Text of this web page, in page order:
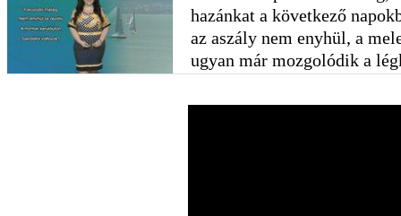
hazánkat a következő
az aszály nem enyhül, a
ugyan már mozgolódik a